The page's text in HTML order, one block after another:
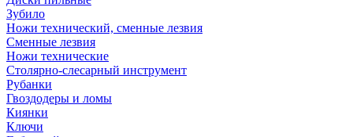
Зубило
Ножи технический, сменные лезвия
Сменные лезвия
Ножи технические
Столярно-слесарный инструмент
Рубанки
Гвоздодеры и ломы
Киянки
Ключи